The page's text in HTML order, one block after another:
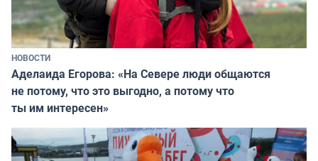
НОВОСТИ
Аделаида Егорова: «На Севере люди общаются
не потому, что это выгодно, а потому что
ты им интересен»